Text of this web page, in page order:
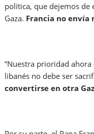
política, que dejemos de
Gaza. Francia no envía
“Nuestra prioridad
libanés no debe ser
convertirse en otra